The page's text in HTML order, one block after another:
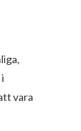
vara